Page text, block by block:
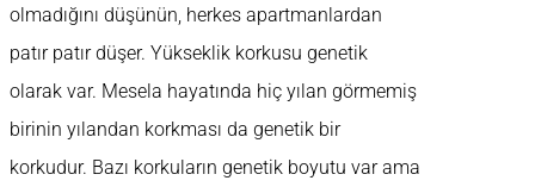
olmadığını düşünün, herkes apartmanlardan
patır patır düşer. Yükseklik korkusu genetik
olarak var. Mesela hayatında hiç yılan görmemiş
birinin yılandan korkması da genetik bir
korkudur. Bazı korkuların genetik boyutu var ama